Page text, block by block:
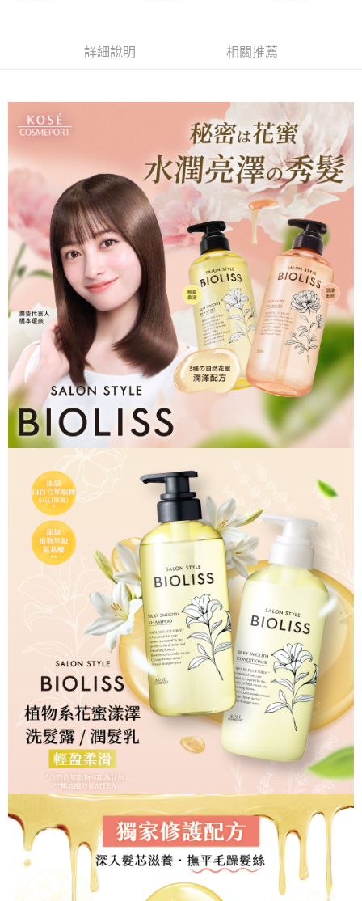
易，需依本服務之必要範圍內提供個人資料，並將交易相關給付款項請求債
３．未成年的使用者請事先徵得法定代理人或監護人之同意方可使用
「AFTEE先享後付」，若未經同意申辦者引起之損失，本公司不負相關責
任。
４．使用「AFTEE先享後付」時，將依據個別帳號之用戶狀況，依本公司即
時審查核予不同之上限額度；若仍有額度不足之情形，本公司將視審查結果
請求用戶進行身份認證。
５．嚴禁一人註冊多個帳號或使用他人資訊註冊。若發現惡意使用之情形，
恩沛科技股份有限公司將有權停止該用戶之使用額度並採取法律行動。
宅配(本島)
每筆NT$100，滿NT$790(含以上)免運費
付款後寶雅門市自取(由倉庫統一出貨)
每筆NT$80，滿NT$290(含以上)免運費
詳細說明 相關推薦